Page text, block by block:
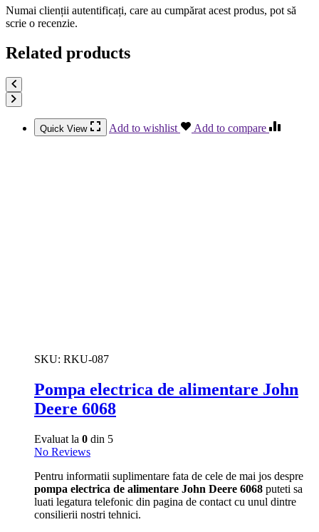
Numai clienții autentificați, care au cumpărat acest produs, pot să
scrie o recenzie.
Related products
Quick View Add to wishlist Add to compare
SKU: RKU-087
Pompa electrica de alimentare John
Deere 6068
Evaluat la 0 din 5
No Reviews
Pentru informatii suplimentare fata de cele de mai jos despre
pompa electrica de alimentare John Deere 6068 puteti sa
luati legatura telefonic din pagina de contact cu unul dintre
consilierii nostri tehnici.